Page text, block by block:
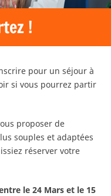
!
pour un séjour à
si vous pourrez partir
proposer de
souples et adaptées
réserver votre
le 24 Mars et le 15